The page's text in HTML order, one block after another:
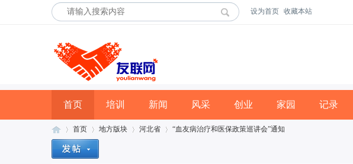
设为首页 收藏本站
首页 培训 新闻 风采 创业 家园 记录
首页 地方版块 河北省 “血友病治疗和医保政策巡讲会”通知